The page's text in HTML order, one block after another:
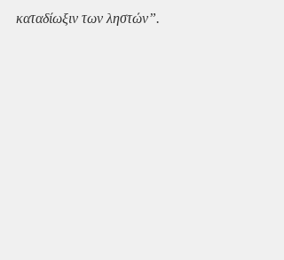
καταδίωξιν των ληστών”.